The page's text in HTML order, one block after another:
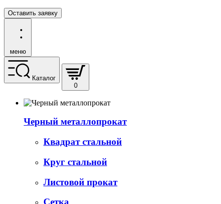
Оставить заявку
меню
Каталог
0
Черный металлопрокат
Квадрат стальной
Круг стальной
Листовой прокат
Сетка